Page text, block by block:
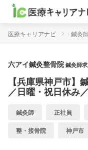
医療キャリアナビ 鍼灸
六アイ鍼灸整骨院鍼灸師
【兵庫県神戸市
／日曜・祝日休み
鍼灸師 正社員
整・接骨院 神戸市